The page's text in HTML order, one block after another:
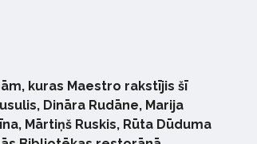
kuras Maestro rakstījis šī
Dināra Rudāne, Marija
Mārtiņš Ruskis, Rūta Dūduma